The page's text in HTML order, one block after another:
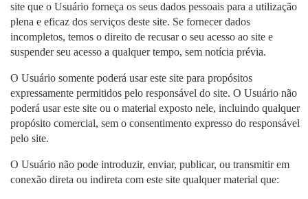
site que o Usuário forneça os seus dados pessoais para a utilização
plena e eficaz dos serviços deste site. Se fornecer dados
incompletos, temos o direito de recusar o seu acesso ao site e
suspender seu acesso a qualquer tempo, sem notícia prévia.
O Usuário somente poderá usar este site para propósitos
expressamente permitidos pelo responsável do site. O Usuário não
poderá usar este site ou o material exposto nele, incluindo qualquer
propósito comercial, sem o consentimento expresso do responsável
pelo site.
O Usuário não pode introduzir, enviar, publicar, ou transmitir em
conexão direta ou indireta com este site qualquer material que: